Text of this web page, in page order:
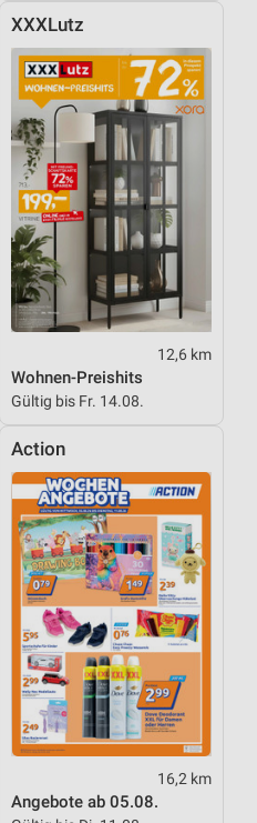
XXXLutz
12,6 km
Wohnen-Preishits
Gültig bis Fr. 14.08.
Action
16,2 km
Angebote ab 05.08.